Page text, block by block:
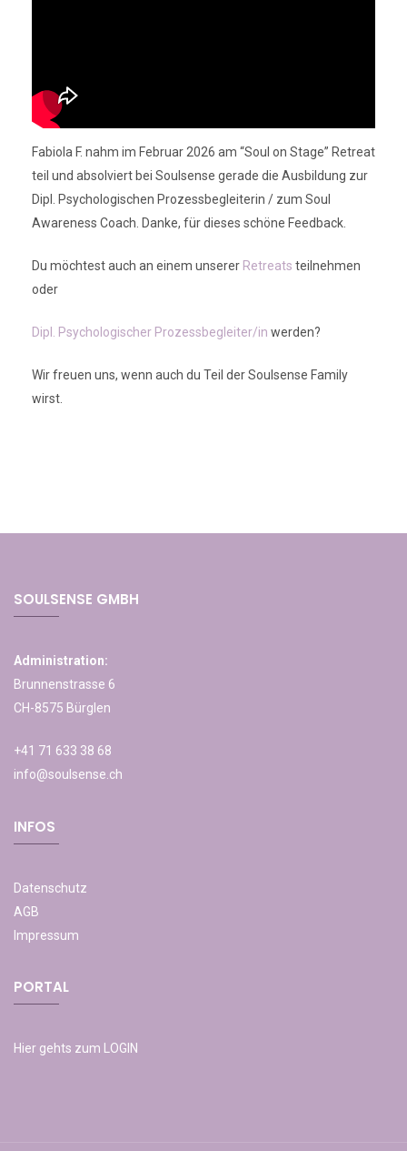
Fabiola F. nahm im Februar 2026 am “Soul on Stage” Retreat
teil und absolviert bei Soulsense gerade die Ausbildung zur
Dipl. Psychologischen Prozessbegleiterin / zum Soul
Awareness Coach. Danke, für dieses schöne Feedback.
Du möchtest auch an einem unserer Retreats teilnehmen
oder
Dipl. Psychologischer Prozessbegleiter/in werden?
Wir freuen uns, wenn auch du Teil der Soulsense Family
wirst.
SOULSENSE GMBH
Administration:
Brunnenstrasse 6
CH-8575 Bürglen
+41 71 633 38 68
info@soulsense.ch
INFOS
Datenschutz
AGB
Impressum
PORTAL
Hier gehts zum LOGIN